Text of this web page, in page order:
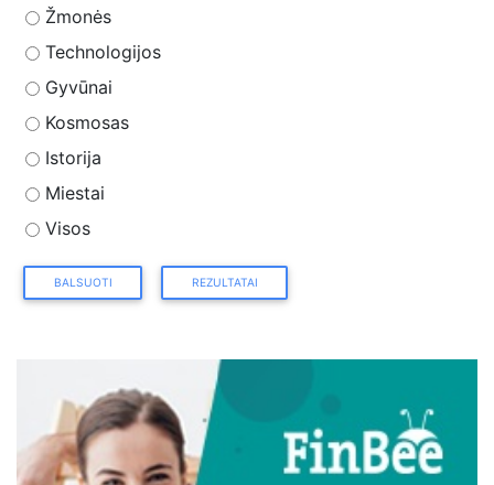
Žmonės
Technologijos
Gyvūnai
Kosmosas
Istorija
Miestai
Visos
BALSUOTI REZULTATAI